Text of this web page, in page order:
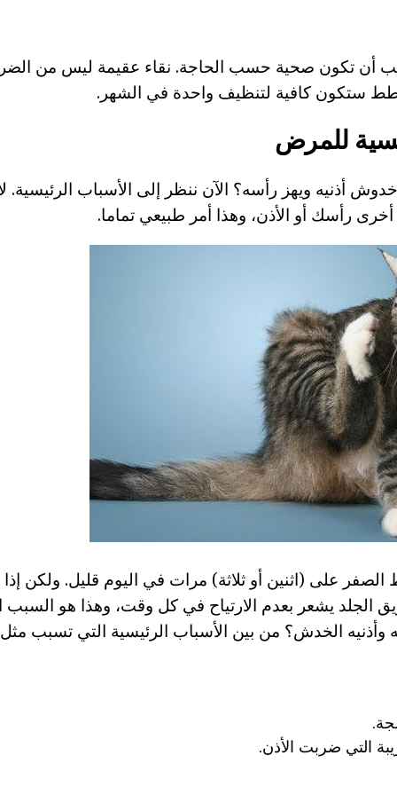
يجب أن تكون صحية حسب الحاجة. نقاء عقيمة ليس من
ستكون كافية لتنظيف واحدة في الشهر.
للمرض
خدوش أذنيه ويهز رأسه؟ الآن ننظر إلى الأسباب الرئيسية.
رأسك أو الأذن، وهذا أمر طبيعي تماما.
على (اثنين أو ثلاثة) مرات في اليوم قليل. ولكن إذا
الجلد يشعر بعدم الارتياح في كل وقت، وهذا هو السبب
وأذنيه الخدش؟ من بين الأسباب الرئيسية التي تسبب
التي ضربت الأذن.